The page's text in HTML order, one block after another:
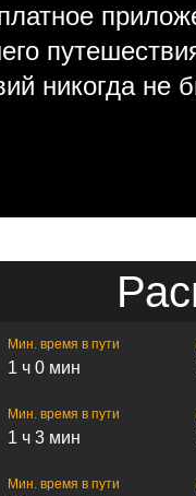
никогда не
Мин. время в пути
1 ч 0 мин
Мин. время в пути
1 ч 3 мин
Мин. время в пути